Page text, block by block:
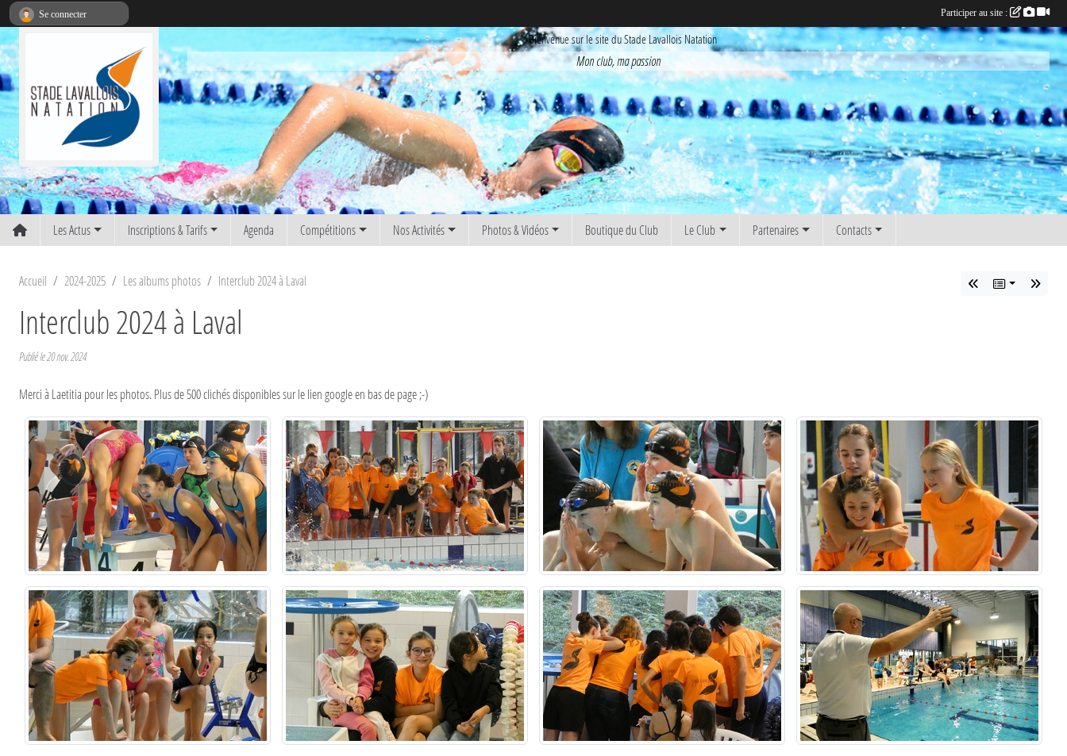
Bienvenue sur le site du Stade Lavallois Natation
Mon club, ma passion
Les Actus Inscriptions & Tarifs Agenda Compétitions Nos Activités Photos & Vidéos Boutique du Club Le Club Partenaires Contacts
Accueil 2024-2025 Les albums photos Interclub 2024 à Laval
Interclub 2024 à Laval
Publié le20 nov. 2024
Merci à Laetitia pour les photos. Plus de 500 clichés disponibles sur le lien google en bas de page ;-)
Se connecter Participer au site :
Panneau de gestion des cookies